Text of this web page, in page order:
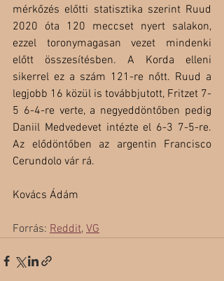
mérkőzés előtti statisztika szerint Ruud
2020 óta 120 meccset nyert salakon,
ezzel toronymagasan vezet mindenki
előtt összesítésben. A Korda elleni
sikerrel ez a szám 121-re nőtt. Ruud a
legjobb 16 közül is továbbjutott, Fritzet 7-
5 6-4-re verte, a negyeddöntőben pedig
Daniil Medvedevet intézte el 6-3 7-5-re.
Az elődöntőben az argentin Francisco
Cerundolo vár rá.
Kovács Ádám
Forrás: Reddit, VG